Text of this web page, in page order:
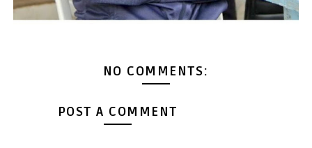
NO COMMENTS:
POST A COMMENT